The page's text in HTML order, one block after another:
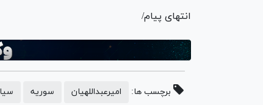
انتهای پیام/
برچسب ها: امیرعبداللهیان سوریه